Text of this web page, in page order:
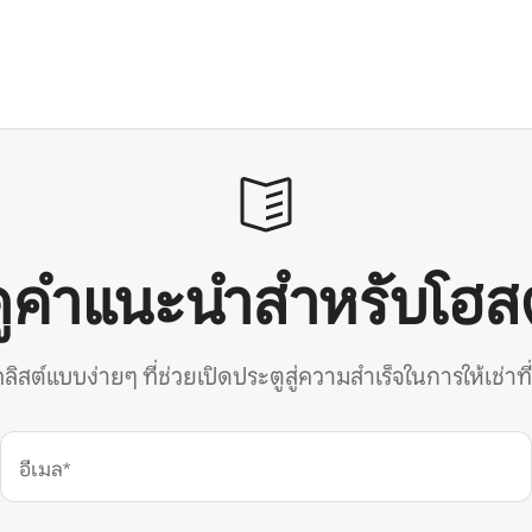
ำแนะนำสำหรับโฮ
ลิสต์แบบง่ายๆ ที่ช่วยเปิดประตูสู่ความสำเร็จในการให้เช่า
อีเมล*